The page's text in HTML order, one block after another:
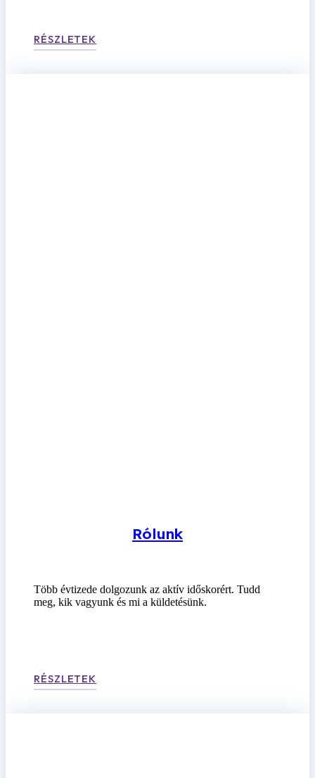
RÉSZLETEK
Rólunk
Több évtizede dolgozunk az aktív időskorért. Tudd
meg, kik vagyunk és mi a küldetésünk.
RÉSZLETEK